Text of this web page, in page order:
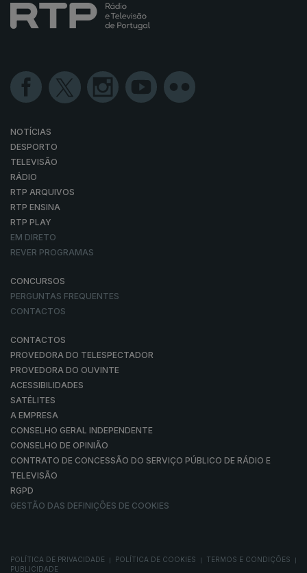
NOTÍCIAS
DESPORTO
TELEVISÃO
RÁDIO
RTP ARQUIVOS
RTP ENSINA
RTP PLAY
EM DIRETO
REVER PROGRAMAS
CONCURSOS
PERGUNTAS FREQUENTES
CONTACTOS
CONTACTOS
PROVEDORA DO TELESPECTADOR
PROVEDORA DO OUVINTE
ACESSIBILIDADES
SATÉLITES
A EMPRESA
CONSELHO GERAL INDEPENDENTE
CONSELHO DE OPINIÃO
CONTRATO DE CONCESSÃO DO SERVIÇO PÚBLICO DE RÁDIO E
TELEVISÃO
RGPD
GESTÃO DAS DEFINIÇÕES DE COOKIES
POLÍTICA DE PRIVACIDADE POLÍTICA DE COOKIES TERMOS E CONDIÇÕES
PUBLICIDADE